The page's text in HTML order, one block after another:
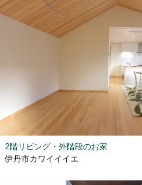
2階リビング・外階段のお家
伊丹市カワイイイエ